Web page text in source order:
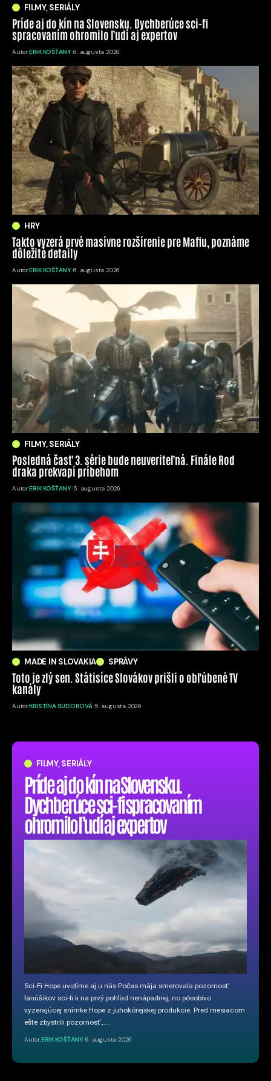
FILMY, SERIÁLY
Príde aj do kín na Slovensku.
Dychberúce sci-fi spracovaním
ohromilo ľudí aj expertov
Sci-Fi Hope uvidíme aj u nás Počas mája smerovala pozornosť
fanúšikov sci-fi k na prvý pohľad nenápadnej, no pôsobivo
vyzerajúcej snímke Hope z juhokórejskej produkcie. Pred mesiacom
ešte zbystrili pozornosť,…
Autor:ERIK KOŠŤANY 6. augusta 2026
FILMY, SERIÁLY
Príde aj do kín na Slovensku. Dychberúce sci-fi
spracovaním ohromilo ľudí aj expertov
Autor:ERIK KOŠŤANY 6. augusta 2026
HRY
Takto vyzerá prvé masívne rozšírenie pre Mafiu, poznáme
dôležité detaily
Autor:ERIK KOŠŤANY 6. augusta 2026
FILMY, SERIÁLY
Posledná časť 3. série bude neuveriteľná. Finále Rod
draka prekvapí príbehom
Autor:ERIK KOŠŤANY 5. augusta 2026
MADE IN SLOVAKIA SPRÁVY
Toto je zlý sen. Státisíce Slovákov prišli o obľúbené TV
kanály
Autor:KRISTÍNA SUDOROVÁ 5. augusta 2026